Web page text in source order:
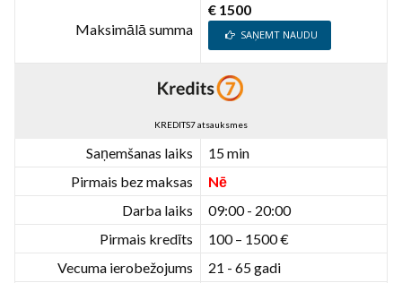
Maksimālā summa
€ 1500
SAŅEMT NAUDU
KREDITS7 atsauksmes
Saņemšanas laiks
15 min
Pirmais bez maksas
Nē
Darba laiks
09:00 - 20:00
Pirmais kredīts
100 – 1500 €
Vecuma ierobežojums
21 - 65 gadi